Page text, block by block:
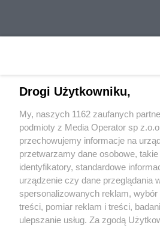
Wydawca mediówlokalnych
Nie zapomnij
zapoznać się z:
polityką prywatności regulamin
Twojemiasto
Drogi Użytkowniku,
My, naszych 1162 zaufanych
podmioty z Media Operator sp
przechowujemy informacje na
przetwarzamy dane osobowe,
identyfikatory, standardowe
urządzenie czy dane przeglądania
spersonalizowanych reklam,
treści, pomiar reklam i treści,
ulepszanie usług. Za zgodą